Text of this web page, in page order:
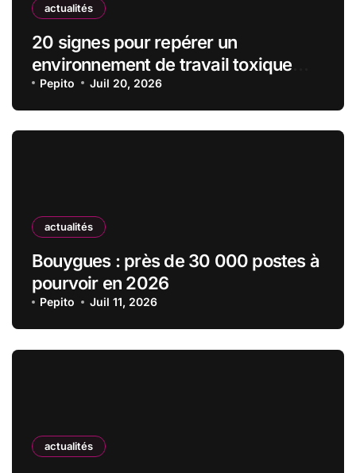
actualités
20 signes pour repérer un
environnement de travail toxique
avant de signer le contrat
Pepito Juil 20, 2026
actualités
Bouygues : près de 30 000 postes à
pourvoir en 2026
Pepito Juil 11, 2026
actualités